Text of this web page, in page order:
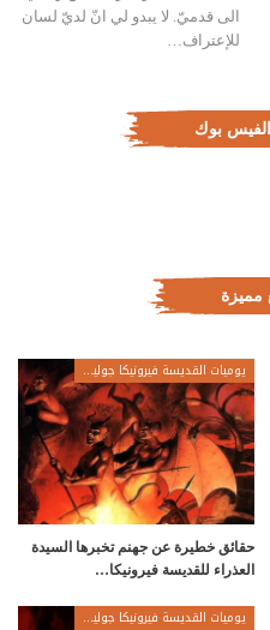
الى قدميّ. لا يبدو لي انّ لديّ لسان
للإعتراف…
الفيس بوك
مميزة
يوميات القديسة فيرونيكا جولياني
حقائق خطيرة عن جهنم تخبرها السيدة
العذراء للقديسة فيرونيكا…
يوميات القديسة فيرونيكا جولياني